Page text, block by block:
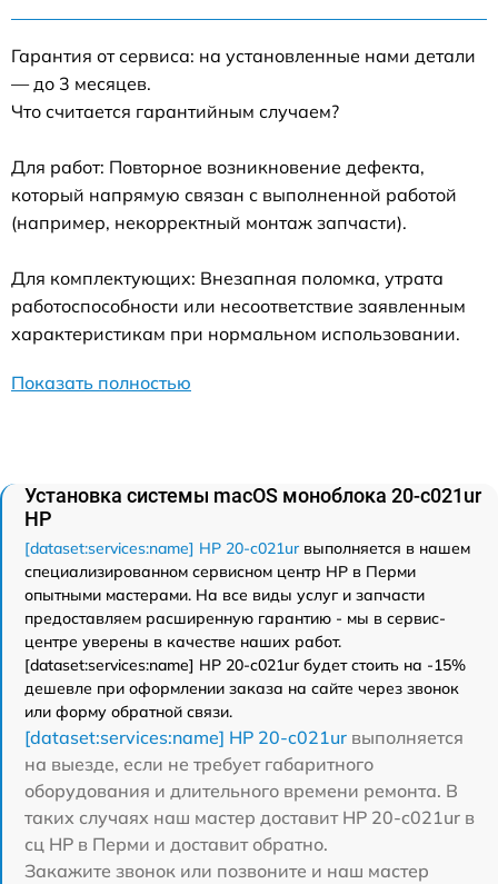
Гарантия от сервиса: на установленные нами детали
— до 3 месяцев.
Что считается гарантийным случаем?
Для работ: Повторное возникновение дефекта,
который напрямую связан с выполненной работой
(например, некорректный монтаж запчасти).
Для комплектующих: Внезапная поломка, утрата
работоспособности или несоответствие заявленным
характеристикам при нормальном использовании.
Показать полностью
Установка системы macOS моноблока 20-c021ur
HP
[dataset:services:name] HP 20-c021urвыполняется в нашем
специализированном сервисном центр HP в Перми
опытными мастерами. На все виды услуг и запчасти
предоставляем расширенную гарантию - мы в сервис-
центре уверены в качестве наших работ.
[dataset:services:name] HP 20-c021ur будет стоить на -15%
дешевле при оформлении заказа на сайте через звонок
или форму обратной связи.
[dataset:services:name] HP 20-c021ur выполняется
на выезде, если не требует габаритного
оборудования и длительного времени ремонта. В
таких случаях наш мастер доставит HP 20-c021ur в
сц HP в Перми и доставит обратно.
Закажите звонок или позвоните и наш мастер